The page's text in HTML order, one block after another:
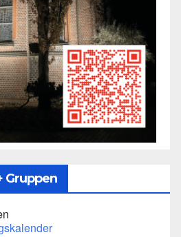
Gruppen